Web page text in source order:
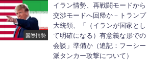
国際情勢
イラン情勢、再戦闘モードから
交渉モードへ回帰か－トランプ
大統領、「（イランが国家とし
て明確になる）有意義な形での
会談」準備か（追記：フーシー
派タンカー攻撃について）